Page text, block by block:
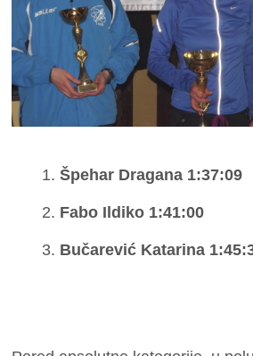
Špehar Dragana 1:37:09
Fabo Ildiko 1:41:00
Bučarević Katarina